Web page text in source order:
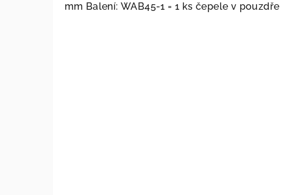
mm Balení: WAB45-1 = 1 ks čepele v pouzdře